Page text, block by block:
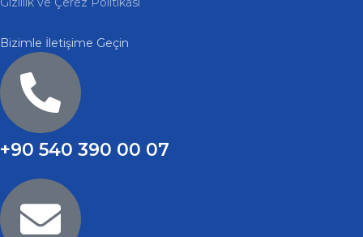
Bizimle İletişime Geçin
+90 540 390 00 07